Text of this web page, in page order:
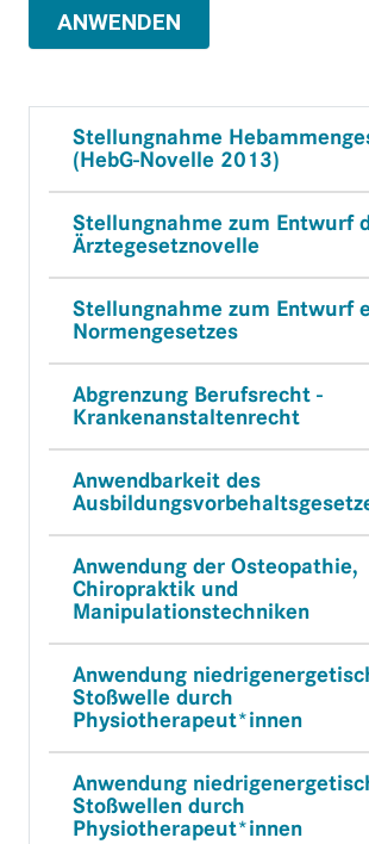
ANWENDEN
Stellungnahme
(HebG-Novelle 2013)
Stellungnahme zum Entwurf
Ärztegesetznovelle
Stellungnahme zum Entwurf
Normengesetzes
Abgrenzung Berufsrecht -
Krankenanstaltenrecht
Anwendbarkeit des
Anwendung der Osteopathie,
Chiropraktik und
Manipulationstechniken
Anwendung
Stoßwelle durch
Physiotherapeut*innen
Anwendung
Stoßwellen durch
Physiotherapeut*innen